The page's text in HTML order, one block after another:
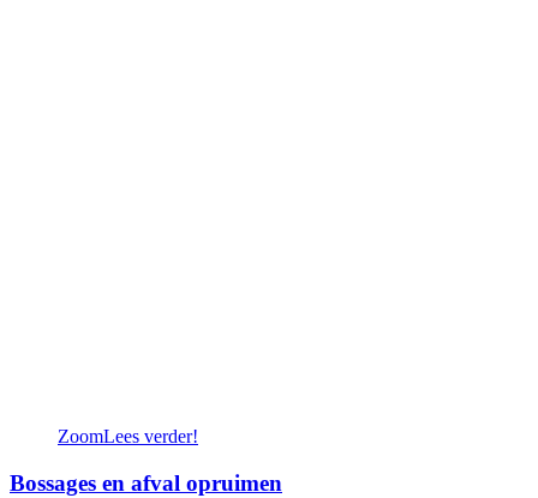
ZoomLees verder!
Bossages en afval opruimen